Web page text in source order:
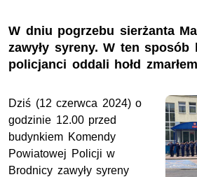
W dniu pogrzebu sierżanta
zawyły syreny. W ten sposób
policjanci oddali hołd
Dziś (12 czerwca 2024) o
godzinie 12.00 przed
budynkiem Komendy
Powiatowej Policji w
Brodnicy zawyły syreny